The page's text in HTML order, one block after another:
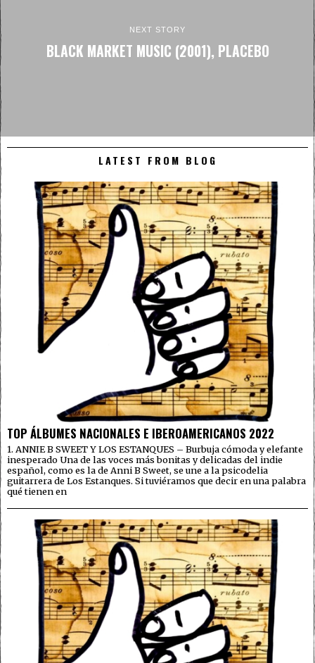
NEXT STORY
BLACK MARKET MUSIC (2001), PLACEBO
LATEST FROM BLOG
TOP ÁLBUMES NACIONALES E IBEROAMERICANOS 2022
1. ANNIE B SWEET Y LOS ESTANQUES – Burbuja cómoda y elefante
inesperado Una de las voces más bonitas y delicadas del indie
español, como es la de Anni B Sweet, se une a la psicodelia
guitarrera de Los Estanques. Si tuviéramos que decir en una palabra
qué tienen en